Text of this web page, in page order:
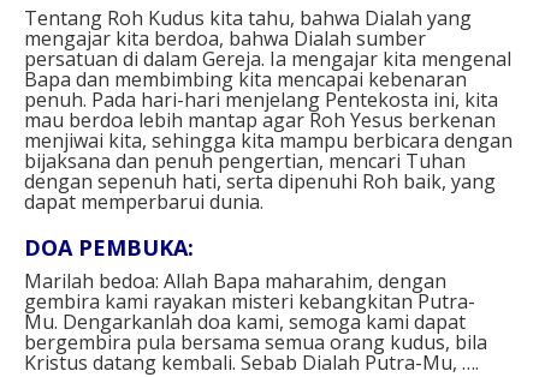
Tentang Roh Kudus kita tahu, bahwa Dialah yang
mengajar kita berdoa, bahwa Dialah sumber
persatuan di dalam Gereja. Ia mengajar kita mengenal
Bapa dan membimbing kita mencapai kebenaran
penuh. Pada hari-hari menjelang Pentekosta ini, kita
mau berdoa lebih mantap agar Roh Yesus berkenan
menjiwai kita, sehingga kita mampu berbicara dengan
bijaksana dan penuh pengertian, mencari Tuhan
dengan sepenuh hati, serta dipenuhi Roh baik, yang
dapat memperbarui dunia.
DOA PEMBUKA:
Marilah bedoa: Allah Bapa maharahim, dengan
gembira kami rayakan misteri kebangkitan Putra-
Mu. Dengarkanlah doa kami, semoga kami dapat
bergembira pula bersama semua orang kudus, bila
Kristus datang kembali. Sebab Dialah Putra-Mu, ….